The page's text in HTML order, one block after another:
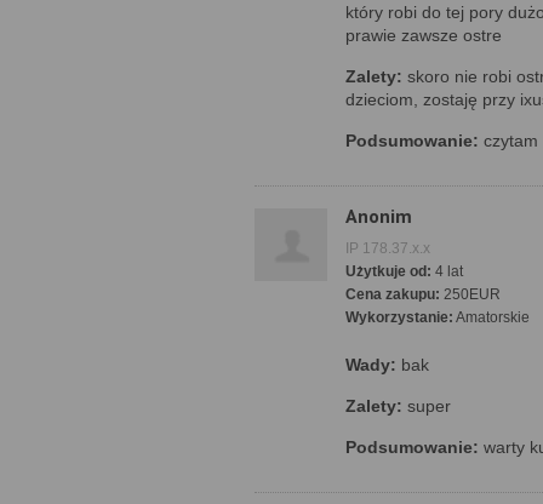
który robi do tej pory
prawie zawsze ostre
Zalety: skoro nie robi
dzieciom, zostaję przy
Podsumowanie: czytam
Anonim
IP 178.37.x.x
Użytkuje od: 4 lat
Cena zakupu: 250EUR
Wykorzystanie: Amatorskie
Wady: bak
Zalety: super
Podsumowanie: warty